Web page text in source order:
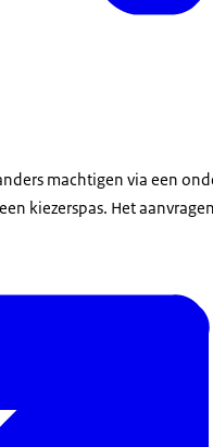
machtigen via een
kiezerspas. Het